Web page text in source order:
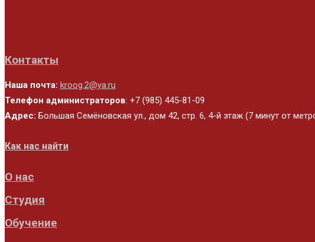
Контакты
Наша почта: kroog.2@ya.ru
Телефон администраторов: +7 (985) 445-81-09
Адрес: Большая Семёновская ул., дом 42, стр. 6, 4-й этаж (7 минут от
Как нас найти
О нас
Студия
Обучение